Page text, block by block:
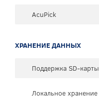
AcuPick
ХРАНЕНИЕ ДАННЫХ
Поддержка SD-карты
Локальное хранение